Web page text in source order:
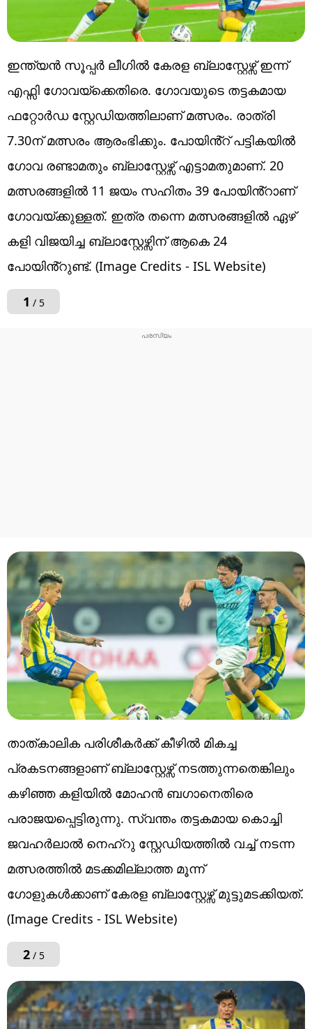
ഇന്ത്യൻ സൂപ്പർ ലീഗിൽ കേരള ബ്ലാസ്റ്റേഴ്സ് ഇന്ന്
എഫ്സി ഗോവയ്ക്കെതിരെ. ഗോവയുടെ തട്ടകമായ
ഫറ്റോർഡ സ്റ്റേഡിയത്തിലാണ് മത്സരം. രാത്രി
7.30ന് മത്സരം ആരംഭിക്കും. പോയിൻ്റ് പട്ടികയിൽ
ഗോവ രണ്ടാമതും ബ്ലാസ്റ്റേഴ്സ് എട്ടാമതുമാണ്. 20
മത്സരങ്ങളിൽ 11 ജയം സഹിതം 39 പോയിൻ്റാണ്
ഗോവയ്ക്കുള്ളത്. ഇത്ര തന്നെ മത്സരങ്ങളിൽ ഏഴ്
കളി വിജയിച്ച ബ്ലാസ്റ്റേഴ്സിന് ആകെ 24
പോയിൻ്റുണ്ട്. (Image Credits - ISL Website)
1 / 5
താത്കാലിക പരിശീകർക്ക് കീഴിൽ മികച്ച
പ്രകടനങ്ങളാണ് ബ്ലാസ്റ്റേഴ്സ് നടത്തുന്നതെങ്കിലും
കഴിഞ്ഞ കളിയിൽ മോഹൻ ബഗാനെതിരെ
പരാജയപ്പെട്ടിരുന്നു. സ്വന്തം തട്ടകമായ കൊച്ചി
ജവഹർലാൽ നെഹ്റു സ്റ്റേഡിയത്തിൽ വച്ച് നടന്ന
മത്സരത്തിൽ മടക്കമില്ലാത്ത മൂന്ന്
ഗോളുകൾക്കാണ് കേരള ബ്ലാസ്റ്റേഴ്സ് മുട്ടുമടക്കിയത്.
(Image Credits - ISL Website)
2/ 5